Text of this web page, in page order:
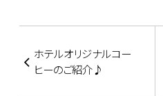
ホテルオリジナルコー
ヒーのご紹介♪